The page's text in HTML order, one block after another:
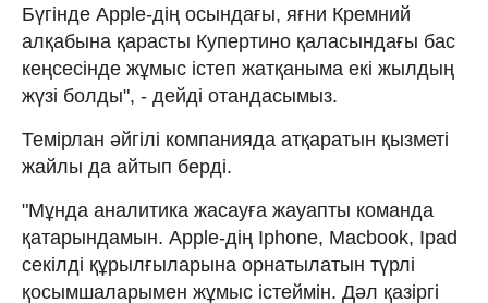
Бүгінде Apple-дің осындағы, яғни Кремний
алқабына қарасты Купертино қаласындағы бас
кеңсесінде жұмыс істеп жатқаныма екі жылдың
жүзі болды", - дейді отандасымыз.
Темірлан әйгілі компанияда атқаратын қызметі
жайлы да айтып берді.
"Мұнда аналитика жасауға жауапты команда
қатарындамын. Apple-дің Iphone, Macbook, Іpad
секілді құрылғыларына ор­натылатын түрлі
қосымшаларымен жұмыс істеймін. Дәл қазіргі